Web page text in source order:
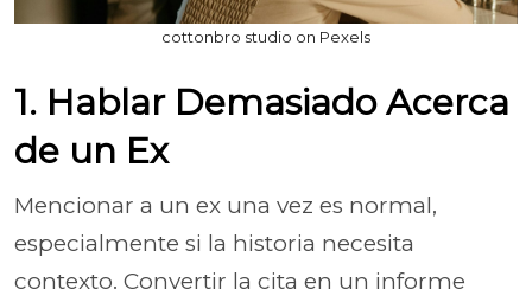
cottonbro studio on Pexels
1. Hablar Demasiado Acerca
de un Ex
Mencionar a un ex una vez es normal,
especialmente si la historia necesita
contexto. Convertir la cita en un informe